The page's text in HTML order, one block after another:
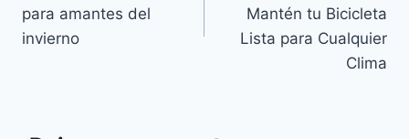
entradas
para amantes del
invierno
Mantén tu Bicicleta
Lista para Cualquier
Clima